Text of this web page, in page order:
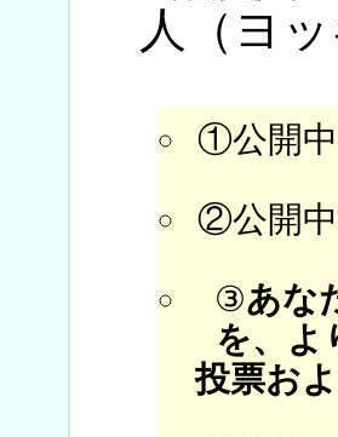
人（ヨ
①公開中
②公開中
③あな
を、よ
投票お